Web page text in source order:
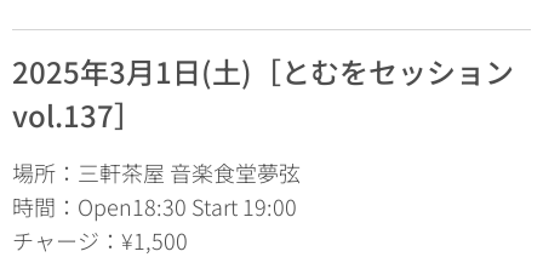
2025年3月1日(土)［とむをセッション
vol.137］
場所：三軒茶屋 音楽食堂夢弦
時間：Open18:30 Start 19:00
チャージ：¥1,500